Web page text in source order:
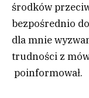
środków
bezpośrednio
dla mnie
trudności z
poinformował.